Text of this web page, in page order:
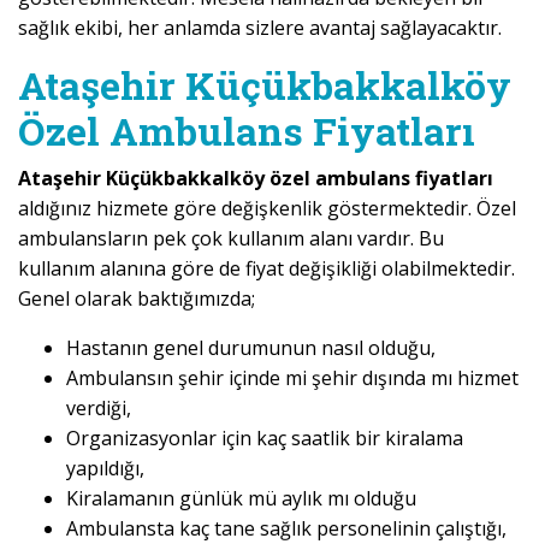
sağlık ekibi, her anlamda sizlere avantaj sağlayacaktır.
Ataşehir Küçükbakkalköy
Özel Ambulans Fiyatları
Ataşehir Küçükbakkalköy özel ambulans fiyatları
aldığınız hizmete göre değişkenlik göstermektedir. Özel
ambulansların pek çok kullanım alanı vardır. Bu
kullanım alanına göre de fiyat değişikliği olabilmektedir.
Genel olarak baktığımızda;
Hastanın genel durumunun nasıl olduğu,
Ambulansın şehir içinde mi şehir dışında mı hizmet
verdiği,
Organizasyonlar için kaç saatlik bir kiralama
yapıldığı,
Kiralamanın günlük mü aylık mı olduğu
Ambulansta kaç tane sağlık personelinin çalıştığı,